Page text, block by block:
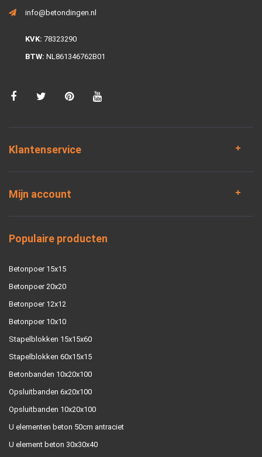
info@betondingen.nl
KVK: 78323290
BTW: NL861346762B01
Klantenservice
Mijn account
Populaire producten
Betonpoer 15x15
Betonpoer 20x20
Betonpoer 12x12
Betonpoer 10x10
Stapelblokken 15x15x60
Stapelblokken 60x15x15
Betonbanden 10x20x100
Opsluitbanden 6x20x100
Opsluitbanden 10x20x100
U elementen beton 50cm antraciet
U element beton 30x30x40